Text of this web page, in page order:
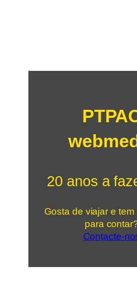
20 anos a
Gosta de viajar e
para
Contacte-